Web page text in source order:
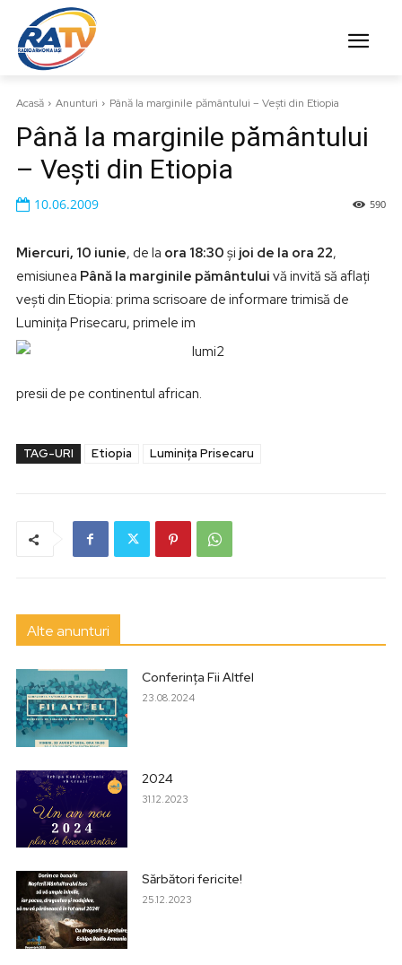
Acasă Anunturi Până la marginile pământului – Veşti din Etiopia
Până la marginile pământului
– Veşti din Etiopia
590
10.06.2009
Miercuri, 10 iunie, de la ora 18:30 şi joi de la ora 22,
emisiunea Până la marginile pământului vă invită să aflaţi
veşti din Etiopia: prima scrisoare de informare trimisă de
Luminiţa Prisecaru, primele im
presii de pe continentul african.
TAG-URI Etiopia Luminiţa Prisecaru
Alte anunturi
Conferința Fii Altfel
23.08.2024
2024
31.12.2023
Sărbători fericite!
25.12.2023